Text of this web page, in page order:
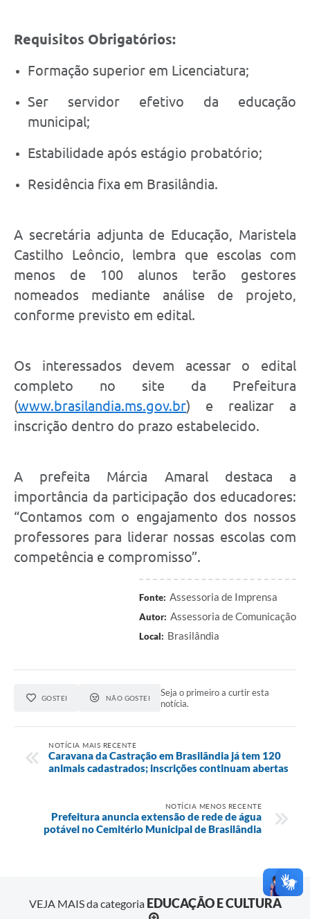
Requisitos Obrigatórios:
Formação superior em Licenciatura;
Ser servidor efetivo da educação
municipal;
Estabilidade após estágio probatório;
Residência fixa em Brasilândia.
A secretária adjunta de Educação, Maristela
Castilho Leôncio, lembra que escolas com
menos de 100 alunos terão gestores
nomeados mediante análise de projeto,
conforme previsto em edital.
Os interessados devem acessar o edital
completo no site da Prefeitura
(www.brasilandia.ms.gov.br) e realizar a
inscrição dentro do prazo estabelecido.
A prefeita Márcia Amaral destaca a
importância da participação dos educadores:
“Contamos com o engajamento dos nossos
professores para liderar nossas escolas com
competência e compromisso”.
Fonte: Assessoria de Imprensa
Autor: Assessoria de Comunicação
Local: Brasilândia
GOSTEI NÃO GOSTEI
Seja o primeiro a curtir esta
notícia.
NOTÍCIA MAIS RECENTE
Caravana da Castração em Brasilândia já tem 120
animais cadastrados; inscrições continuam abertas
NOTÍCIA MENOS RECENTE
Prefeitura anuncia extensão de rede de água
potável no Cemitério Municipal de Brasilândia
VEJA MAIS da categoria EDUCAÇÃO E CULTURA